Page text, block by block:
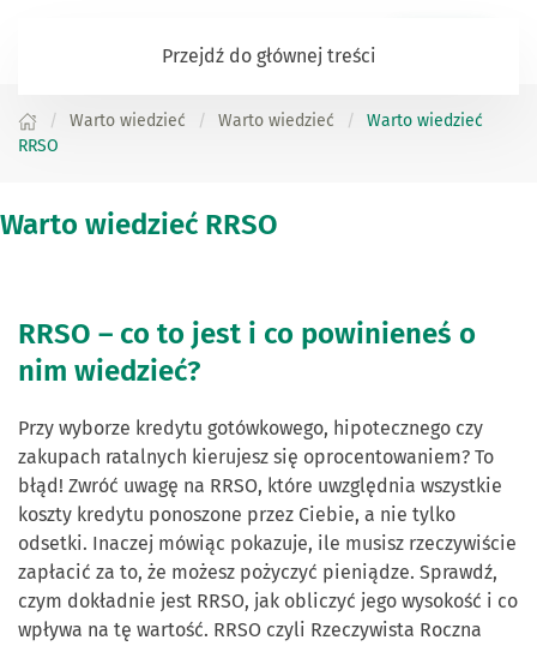
Przejdź do głównej treści
Warto wiedzieć Warto wiedzieć
Warto wiedzieć
RRSO
Warto wiedzieć RRSO
RRSO – co to jest i co powinieneś o
nim wiedzieć?
Przy wyborze kredytu gotówkowego, hipotecznego czy
zakupach ratalnych kierujesz się oprocentowaniem? To
błąd! Zwróć uwagę na RRSO, które uwzględnia wszystkie
koszty kredytu ponoszone przez Ciebie, a nie tylko
odsetki. Inaczej mówiąc pokazuje, ile musisz rzeczywiście
zapłacić za to, że możesz pożyczyć pieniądze. Sprawdź,
czym dokładnie jest RRSO, jak obliczyć jego wysokość i co
wpływa na tę wartość. RRSO czyli Rzeczywista Roczna